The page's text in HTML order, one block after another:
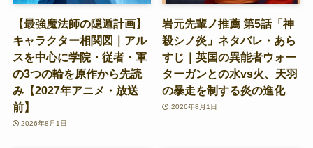
【最強魔法師の隠遁計画】
キャラクター相関図｜アル
スを中心に学院・従者・軍
の3つの輪を原作から先読
み【2027年アニメ・放送
前】
2026年8月1日
岩元先輩ノ推薦 第5話「神
殺シノ炎」ネタバレ・あら
すじ｜英国の異能者ウォー
ターガンとの水vs火、天羽
の暴走を制する炎の進化
2026年8月1日